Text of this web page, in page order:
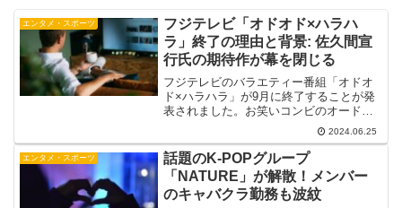
エンタメ・スポーツ
フジテレビ「オドオド×ハラハ
ラ」終了の理由と背景: 佐久間宣
行氏の期待作が幕を閉じる
フジテレビのバラエティー番組「オドオ
ド×ハラハラ」が9月に終了することが発
表されました。お笑いコンビのオードリ
ーとハライチが出演するこのトークバラ
エティーは、元テレビ東京プロデューサ
ーの佐久間宣行氏が演出を手掛けていま
した。しかし、放送開始...
2024.06.25
エンタメ・スポーツ
話題のK-POPグループ
「NATURE」が解散！メンバー
のキャバクラ勤務も波紋